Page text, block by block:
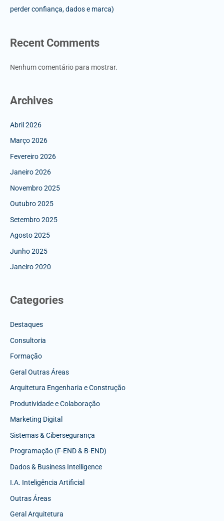
perder confiança, dados e marca)
Recent Comments
Nenhum comentário para mostrar.
Archives
Abril 2026
Março 2026
Fevereiro 2026
Janeiro 2026
Novembro 2025
Outubro 2025
Setembro 2025
Agosto 2025
Junho 2025
Janeiro 2020
Categories
Destaques
Consultoria
Formação
Geral Outras Áreas
Arquitetura Engenharia e Construção
Produtividade e Colaboração
Marketing Digital
Sistemas & Cibersegurança
Programação (F-END & B-END)
Dados & Business Intelligence
I.A. Inteligência Artificial
Outras Áreas
Geral Arquitetura